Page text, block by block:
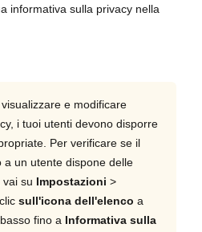
informativa sulla privacy nella
e modificare
i tuoi utenti devono disporre
Per verificare se il
a un utente dispone delle
su Impostazioni >
sull'icona dell'elenco a
fino a Informativa sulla